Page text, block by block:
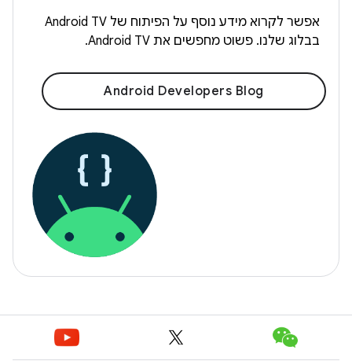
אפשר לקרוא מידע נוסף על הפיתוח של Android TV
בבלוג שלנו. פשוט מחפשים את Android TV.
Android Developers Blog